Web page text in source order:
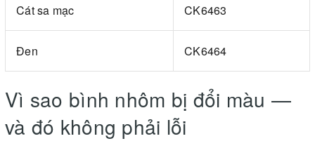
Cát sa mạc CK6463
Đen CK6464
Vì sao bình nhôm bị đổi màu —
và đó không phải lỗi